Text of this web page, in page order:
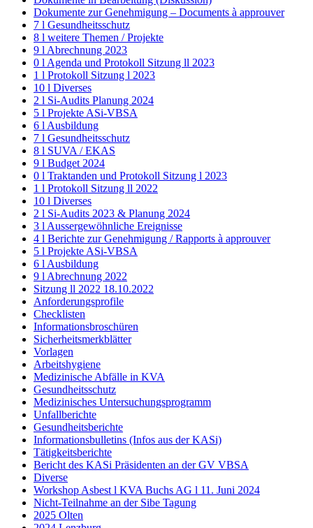
Dokumente zur Genehmigung – Documents à approuver
7 l Gesundheitsschutz
8 l weitere Themen / Projekte
9 l Abrechnung 2023
0 l Agenda und Protokoll Sitzung ll 2023
1 l Protokoll Sitzung l 2023
10 l Diverses
2 l Si-Audits Planung 2024
5 l Projekte ASi-VBSA
6 l Ausbildung
7 l Gesundheitsschutz
8 l SUVA / EKAS
9 l Budget 2024
0 l Traktanden und Protokoll Sitzung l 2023
1 l Protokoll Sitzung ll 2022
10 l Diverses
2 l Si-Audits 2023 & Planung 2024
3 l Aussergewöhnliche Ereignisse
4 l Berichte zur Genehmigung / Rapports à approuver
5 l Projekte ASi-VBSA
6 l Ausbildung
9 l Abrechnung 2022
Sitzung ll 2022 18.10.2022
Anforderungsprofile
Checklisten
Informationsbroschüren
Sicherheitsmerkblätter
Vorlagen
Arbeitshygiene
Medizinische Abfälle in KVA
Gesundheitsschutz
Medizinisches Untersuchungsprogramm
Unfallberichte
Gesundheitsberichte
Informationsbulletins (Infos aus der KASi)
Tätigkeitsberichte
Bericht des KASi Präsidenten an der GV VBSA
Diverse
Workshop Asbest l KVA Buchs AG l 11. Juni 2024
Nicht-Teilnahme an der Sibe Tagung
2025 Olten